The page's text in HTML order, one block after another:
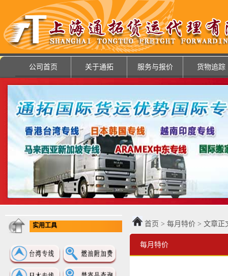
公司首页 关于通拓 服务与报价 货物追踪
实用工具 首页 > 每月特价 > 文章正
每月特价